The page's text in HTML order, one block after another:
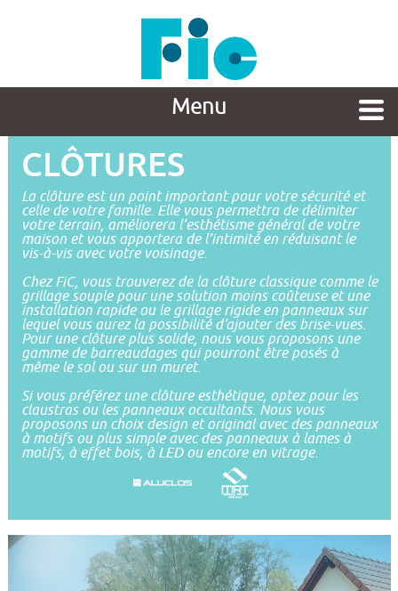
Menu
CLÔTURES
La clôture est un point important pour votre sécurité et
celle de votre famille. Elle vous permettra de délimiter
votre terrain, améliorera l’esthétisme général de votre
maison et vous apportera de l’intimité en réduisant le
vis-à-vis avec votre voisinage.
Chez FiC, vous trouverez de la clôture classique comme le
grillage souple pour une solution moins coûteuse et une
installation rapide ou le grillage rigide en panneaux sur
lequel vous aurez la possibilité d’ajouter des brise-vues.
Pour une clôture plus solide, nous vous proposons une
gamme de barreaudages qui pourront être posés à
même le sol ou sur un muret.
Si vous préférez une clôture esthétique, optez pour les
claustras ou les panneaux occultants. Nous vous
proposons un choix design et original avec des panneaux
à motifs ou plus simple avec des panneaux à lames à
motifs, à effet bois, à LED ou encore en vitrage.